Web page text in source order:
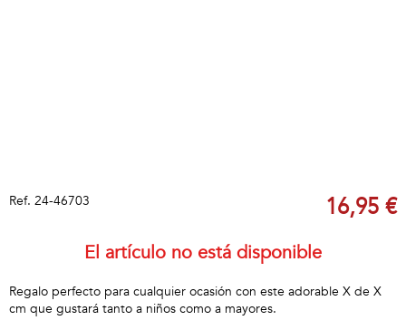
Ref. 24-46703 16,95 €
El artículo no está disponible
Regalo perfecto para cualquier ocasión con este adorable X de X
cm que gustará tanto a niños como a mayores.